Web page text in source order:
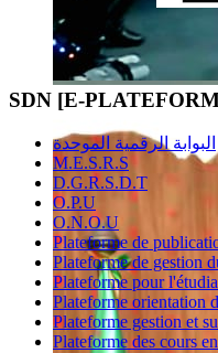
SDN [E-
البوابة الرقمية الموحدة
M.E.S.R.S
D.G.R.S.D.T
O.P.U
O.N.O.U
Plateforme de
Plateforme de gestion
Plateforme pour
Plateforme orientation
Plateforme gestion et
Plateforme des cours